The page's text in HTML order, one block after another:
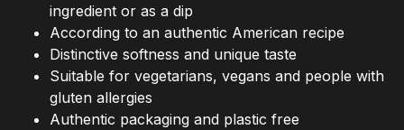
ingredient or as a dip
According to an authentic American recipe
Distinctive softness and unique taste
Suitable for vegetarians, vegans and people with
gluten allergies
Authentic packaging and plastic free